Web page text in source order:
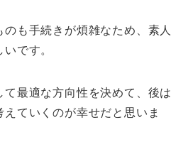
のも手続きが煩雑なため、素人
です。
最適な方向性を決めて、後は
ていくのが幸せだと思いま